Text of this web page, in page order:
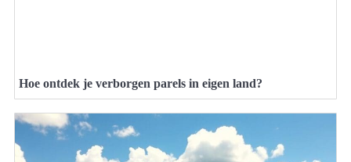
Hoe ontdek je verborgen parels in eigen land?